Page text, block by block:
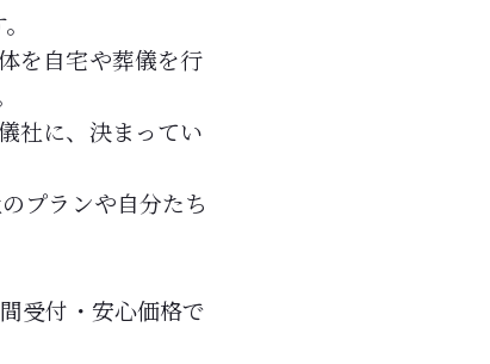
を自宅や葬儀を行
社に、決まってい
プランや自分たち
受付・安心価格で